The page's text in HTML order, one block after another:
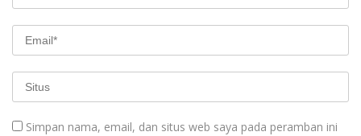
Simpan nama, email, dan situs web saya pada peramban ini